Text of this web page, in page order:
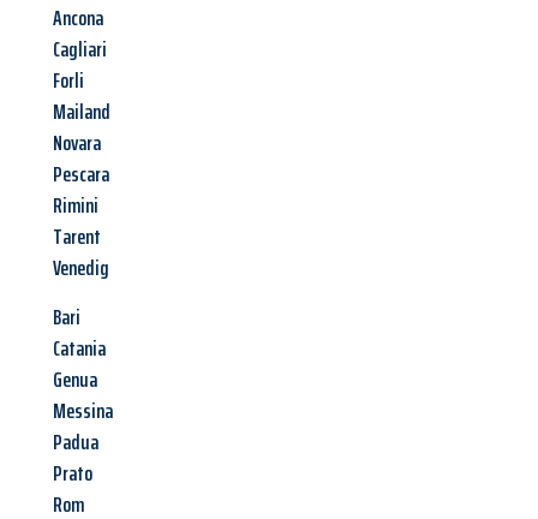
Ancona
Cagliari
Forli
Mailand
Novara
Pescara
Rimini
Tarent
Venedig
Bari
Catania
Genua
Messina
Padua
Prato
Rom